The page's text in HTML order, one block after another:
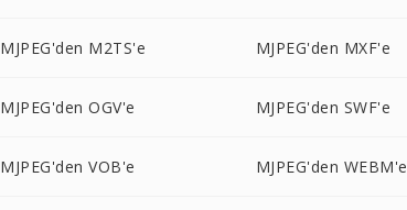
MJPEG'den M2TS'e MJPEG'den MXF'e
MJPEG'den OGV'e MJPEG'den SWF'e
MJPEG'den VOB'e MJPEG'den WEBM'e